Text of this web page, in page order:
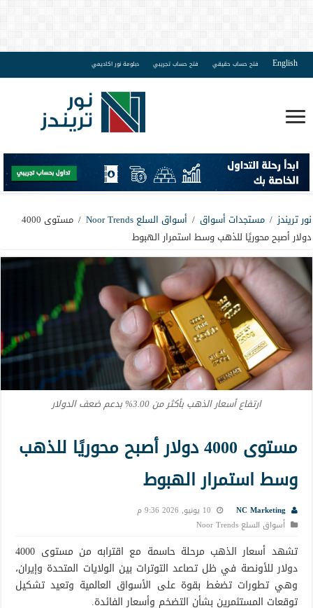
English فتح حساب حقيقي فتح حساب تجريبي دبلومة نور اكاديمي
نور تريندز / مستجدات أسواق / أسواق السلع Noor Trends /
مستوى 4000
دولار أصبح محوريًا للذهب وسط استمرار الهبوط
ارتفاع أسعار الذهب بأكثر من 3.00% بدعم ضعف الدولار
مستوى 4000 دولار أصبح محوريًا للذهب
وسط استمرار الهبوط
NC Marketing
10 يونيو, 2026 9:36 م
أسواق السلع Noor Trends
تشهد أسعار الذهب مرحلة حاسمة مع اقترابه من مستوى 4000
دولار للأونصة في ظل تصاعد التوترات بين الولايات المتحدة وإيران،
وهي تطورات تضغط بقوة على الأسواق العالمية وتعيد تشكيل
توقعات المستثمرين بشأن التضخم وأسعار الفائدة.